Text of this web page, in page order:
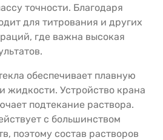
точности. Благодаря
для титрования и других
где важна высокая
обеспечивает плавную
жидкости. Устройство крана
подтекание раствора.
с большинством
поэтому состав растворов